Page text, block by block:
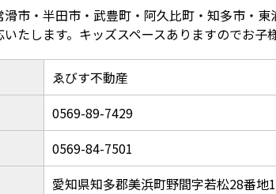
市・半田市・武豊町・阿久比町・知多市・
たします。キッズスペースありますのでお子
ゑびす不動産
0569-89-7429
0569-84-7501
愛知県知多郡美浜町野間字若松28番地